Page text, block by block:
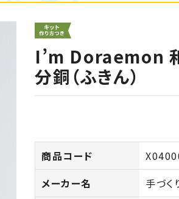
I’m Doraemon
分銅（ふきん）
商品コード
メーカー名
手づく